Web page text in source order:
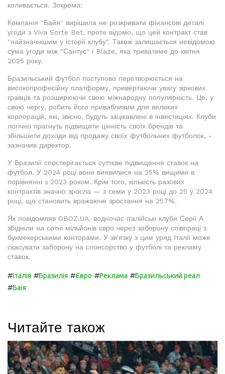
коливається. Зокрема:
Компанія "Байя" вирішила не розкривати фінансові деталі
угоди з Viva Sorte Bet, проте відомо, що цей контракт став
"найзначнішим у історії клубу". Також залишається невідомою
сума угоди між "Сантус" і Blaze, яка триватиме до квітня
2025 року.
Бразильський футбол поступово перетворюється на
високопрофесійну платформу, привертаючи увагу зіркових
гравців та розширюючи свою міжнародну популярність. Це, у
свою чергу, робить його привабливим для великих
корпорацій, які, звісно, будуть зацікавлені в інвестиціях. Клуби
логічно прагнуть підвищити цінність своїх брендів та
збільшити доходи від продажу своїх футбольних футболок, -
зазначив директор.
У Бразилії спостерігається суттєве підвищення ставок на
футбол. У 2024 році вони виявилися на 25% вищими в
порівнянні з 2023 роком. Крім того, кількість разових
контрактів значно зросла — з семи у 2023 році до 25 у 2024
році, що становить вражаюче зростання на 257%.
Як повідомляв OBOZ.UA, водночас італійські клуби Серії А
збідніли на сотні мільйонів євро через заборону співпраці з
букмекерськими конторами. У зв'язку з цим уряд Італії може
скасувати заборону на спонсорство у футболі та рекламу
ставок.
#Італія #Бразилія #Євро #Реклама #Бразильський реал
#Баїя
Читайте також